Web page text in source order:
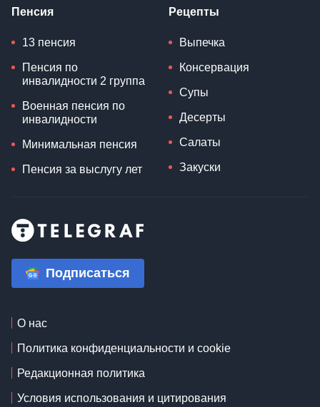
Пенсия
13 пенсия
Пенсия по
инвалидности 2 группа
Военная пенсия по
инвалидности
Минимальная пенсия
Пенсия за выслугу лет
Рецепты
Выпечка
Консервация
Супы
Десерты
Салаты
Закуски
Подписаться
О нас
Политика конфиденциальности и cookie
Редакционная политика
Условия использования и цитирования